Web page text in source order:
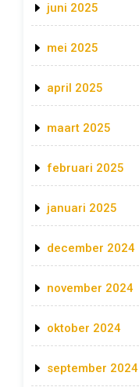
juni 2025
mei 2025
april 2025
maart 2025
februari 2025
januari 2025
december 2024
november 2024
oktober 2024
september 2024